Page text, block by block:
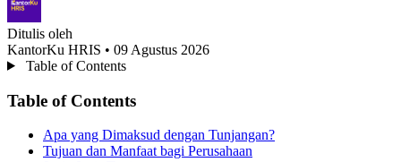
Ditulis oleh
KantorKu HRIS • 09 Agustus 2026
Table of Contents
Table of Contents
Apa yang Dimaksud dengan Tunjangan?
Tujuan dan Manfaat bagi Perusahaan